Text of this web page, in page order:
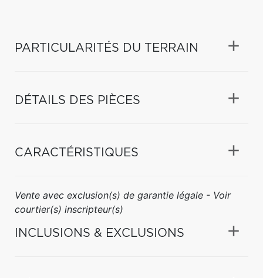
PARTICULARITÉS DU TERRAIN
DÉTAILS DES PIÈCES
CARACTÉRISTIQUES
Vente avec exclusion(s) de garantie légale - Voir
courtier(s) inscripteur(s)
INCLUSIONS & EXCLUSIONS